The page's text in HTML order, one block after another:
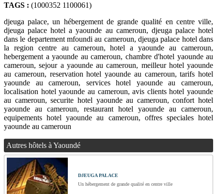
TAGS : (1000352 1100061)
djeuga palace, un hébergement de grande qualité en centre ville,
djeuga palace hotel a yaounde au cameroun, djeuga palace hotel
dans le departement mfoundi au cameroun, djeuga palace hotel dans
la region centre au cameroun, hotel a yaounde au cameroun,
hebergement a yaounde au cameroun, chambre d'hotel yaounde au
cameroun, sejour a yaounde au cameroun, meilleur hotel yaounde
au cameroun, reservation hotel yaounde au cameroun, tarifs hotel
yaounde au cameroun, services hotel yaounde au cameroun,
localisation hotel yaounde au cameroun, avis clients hotel yaounde
au cameroun, securite hotel yaounde au cameroun, confort hotel
yaounde au cameroun, restaurant hotel yaounde au cameroun,
equipements hotel yaounde au cameroun, offres speciales hotel
yaounde au cameroun
Autres hôtels à Yaoundé
DJEUGA PALACE
Un hébergement de grande qualité en centre ville